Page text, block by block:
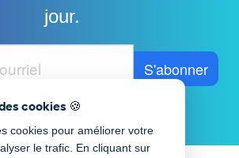
jour.
cookies 🍪
cookies pour améliorer votre
le trafic. En cliquant sur